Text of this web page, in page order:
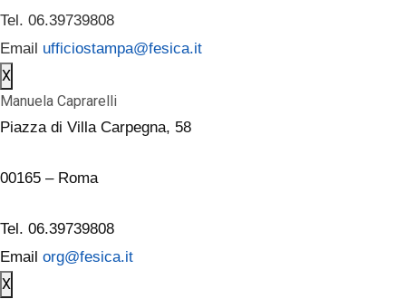
Tel. 06.39739808
Email ufficiostampa@fesica.it
X
Manuela Caprarelli
Piazza di Villa Carpegna, 58
00165 – Roma
Tel. 06.39739808
Email org@fesica.it
X